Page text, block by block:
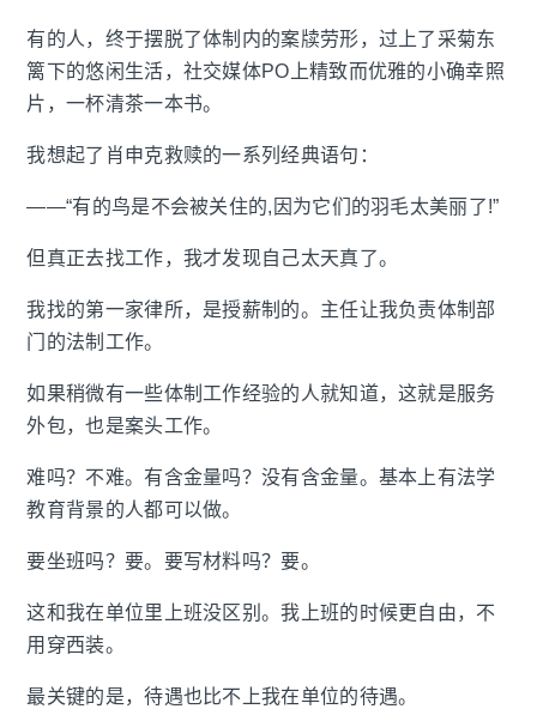
有的人，终于摆脱了体制内的案牍劳形，过上了采菊东
篱下的悠闲生活，社交媒体PO上精致而优雅的小确幸照
片，一杯清茶一本书。
我想起了肖申克救赎的一系列经典语句：
——“有的鸟是不会被关住的,因为它们的羽毛太美丽了!”
但真正去找工作，我才发现自己太天真了。
我找的第一家律所，是授薪制的。主任让我负责体制部
门的法制工作。
如果稍微有一些体制工作经验的人就知道，这就是服务
外包，也是案头工作。
难吗？不难。有含金量吗？没有含金量。基本上有法学
教育背景的人都可以做。
要坐班吗？要。要写材料吗？要。
这和我在单位里上班没区别。我上班的时候更自由，不
用穿西装。
最关键的是，待遇也比不上我在单位的待遇。